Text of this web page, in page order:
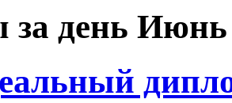
день Июнь